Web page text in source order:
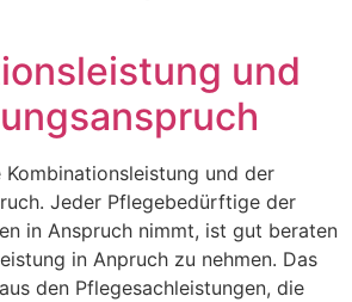
und
und der
Jeder Pflegebedürftige der
in Anspruch nimmt, ist gut beraten
in Anpruch zu nehmen. Das
den Pflegesachleistungen, die